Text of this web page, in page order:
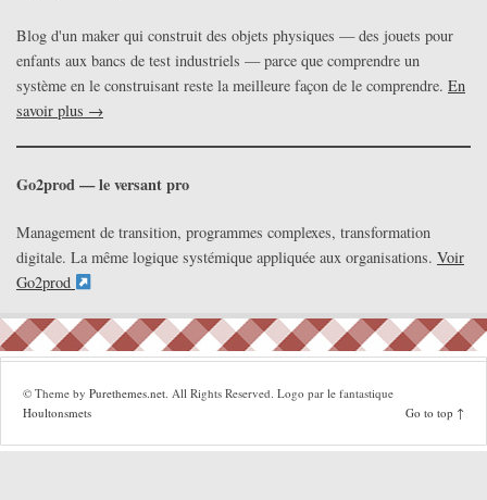
Blog d'un maker qui construit des objets physiques — des jouets pour
enfants aux bancs de test industriels — parce que comprendre un
système en le construisant reste la meilleure façon de le comprendre. En
savoir plus →
Go2prod — le versant pro
Management de transition, programmes complexes, transformation
digitale. La même logique systémique appliquée aux organisations. Voir
Go2prod
© Theme by Purethemes.net . All Rights Reserved. Logo par le fantastique
Houltonsmets
Go to top ↑